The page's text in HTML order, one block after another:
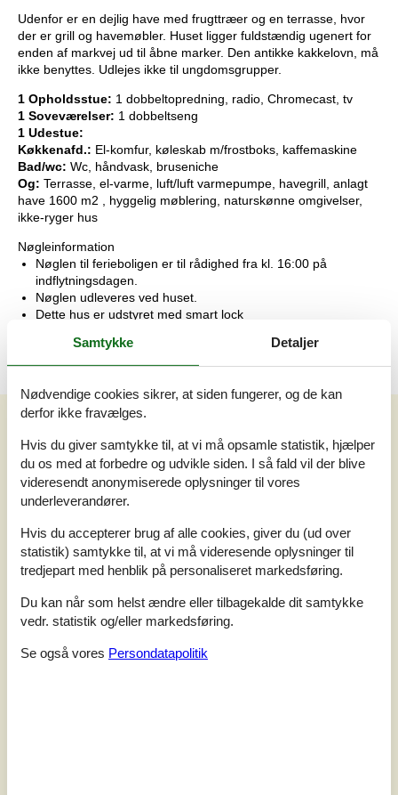
Udenfor er en dejlig have med frugttræer og en terrasse, hvor
der er grill og havemøbler. Huset ligger fuldstændig ugenert for
enden af markvej ud til åbne marker. Den antikke kakkelovn, må
ikke benyttes. Udlejes ikke til ungdomsgrupper.
1 Opholdsstue: 1 dobbeltopredning, radio, Chromecast, tv
1 Soveværelser: 1 dobbeltseng
1 Udestue:
Køkkenafd.: El-komfur, køleskab m/frostboks, kaffemaskine
Bad/wc: Wc, håndvask, bruseniche
Og: Terrasse, el-varme, luft/luft varmepumpe, havegrill, anlagt
have 1600 m2 , hyggelig møblering, naturskønne omgivelser,
ikke-ryger hus
Nøgleinformation
Nøglen til ferieboligen er til rådighed fra kl. 16:00 på
indflytningsdagen.
Nøglen udleveres ved huset.
Dette hus er udstyret med smart lock
Vores gæsteanmeldelser
Vores gæsteanmeldelserEksterne anmeldelser
2,0
Vurderet d. 17-09-2024
4
3
2
Kommentarer
Samtykke Detaljer
Nødvendige cookies sikrer, at siden fungerer, og de kan
derfor ikke fravælges.
Hvis du giver samtykke til, at vi må opsamle statistik, hjælper
du os med at forbedre og udvikle siden. I så fald vil der blive
videresendt anonymiserede oplysninger til vores
underleverandører.
Hvis du accepterer brug af alle cookies, giver du (ud over
statistik) samtykke til, at vi må videresende oplysninger til
tredjepart med henblik på personaliseret markedsføring.
Du kan når som helst ændre eller tilbagekalde dit samtykke
vedr. statistik og/eller markedsføring.
Se også vores Persondatapolitik